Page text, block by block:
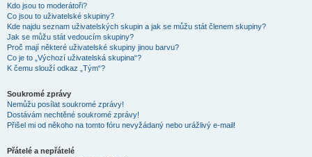
Kdo jsou to moderátoři?
Co jsou to uživatelské skupiny?
Kde najdu seznam uživatelských skupin a jak se můžu stát členem skupiny?
Jak se můžu stát vedoucím skupiny?
Proč mají některé uživatelské skupiny jinou barvu?
Co je to „Výchozí uživatelská skupina“?
K čemu slouží odkaz „Tým“?
Soukromé zprávy
Nemůžu posílat soukromé zprávy!
Dostávám nechtěné soukromé zprávy!
Přišel mi od někoho na tomto fóru nevyžádaný nebo urážlivý e-mail!
Přátelé a nepřátelé